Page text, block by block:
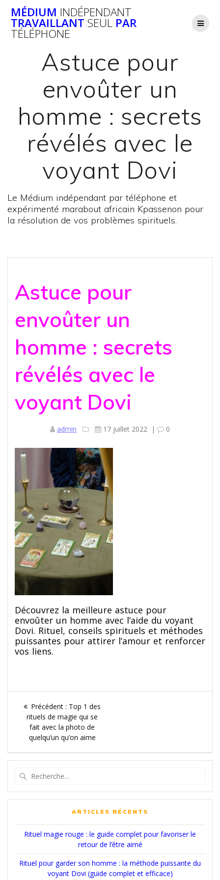
au
contenu
MÉDIUM INDÉPENDANT
TRAVAILLANT SEUL PAR
TÉLÉPHONE
Astuce pour
envoûter un
homme : secrets
révélés avec le
voyant Dovi
Le Médium indépendant par téléphone et
expérimenté marabout africain Kpassenon pour
la résolution de vos problèmes spirituels.
Astuce pour
envoûter un
homme : secrets
révélés avec le
voyant Dovi
admin 17 juillet 2022 | 0
Découvrez la meilleure astuce pour
envoûter un homme avec l’aide du voyant
Dovi. Rituel, conseils spirituels et méthodes
puissantes pour attirer l’amour et renforcer
vos liens.
Navigation
de
l’article
Précédent : Article
précédent
:
Top 1 des
rituels de magie qui se
fait avec la photo de
quelqu’un qu’on aime
:
ARTICLES RÉCENTS
Rituel magie rouge : le guide complet pour favoriser le
retour de l’être aimé
Rituel pour garder son homme : la méthode puissante du
voyant Dovi (guide complet et efficace)